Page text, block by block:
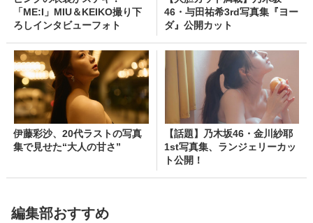
「ME:I」MIU＆KEIKO撮り下
ろしインタビューフォト
46・与田祐希3rd写真集『ヨー
ダ』公開カット
伊藤彩沙、20代ラストの写真
集で見せた“大人の甘さ”
【話題】乃木坂46・金川紗耶
1st写真集、ランジェリーカッ
ト公開！
編集部おすすめ